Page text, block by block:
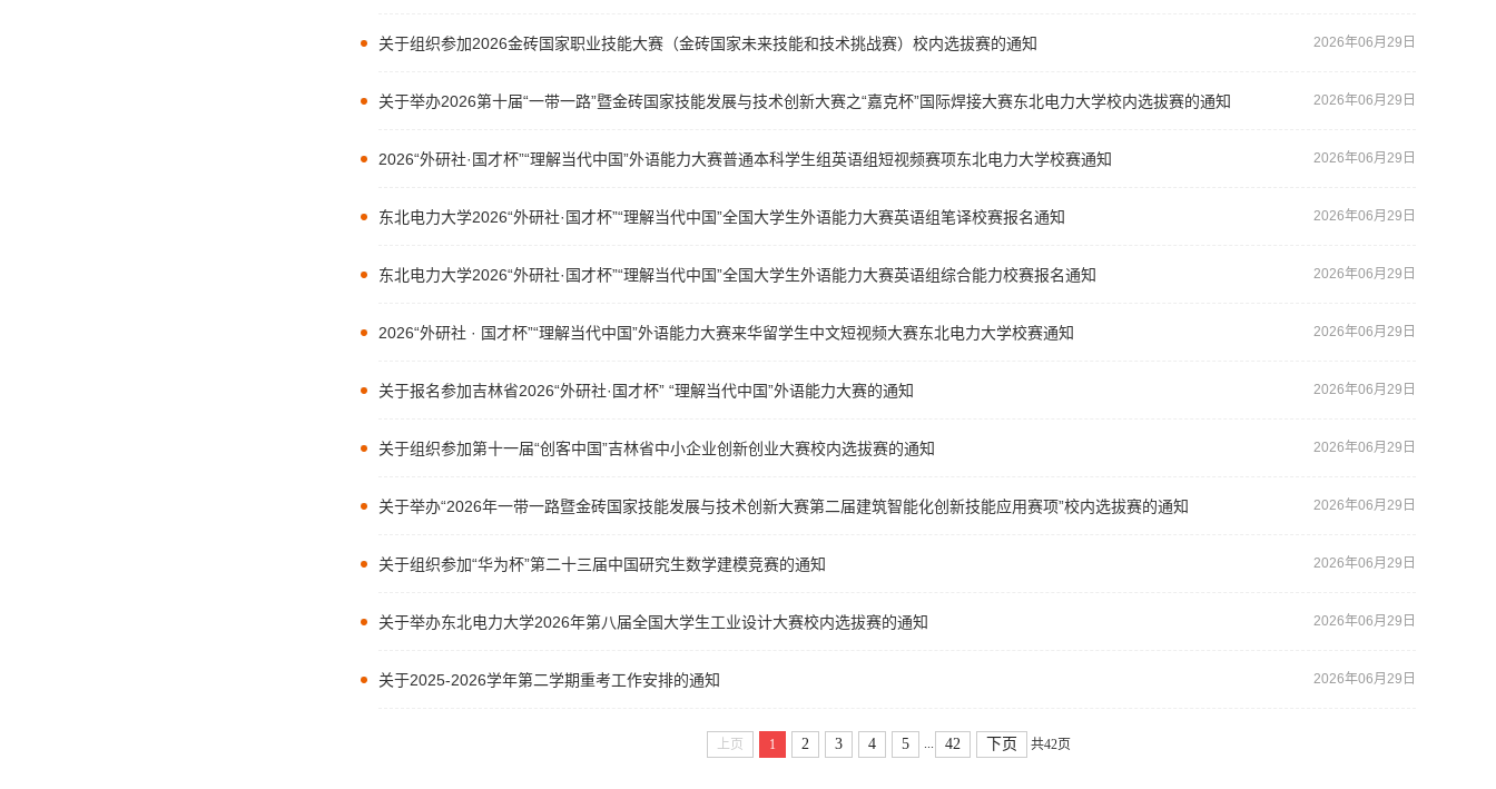
关于组织参加2026金砖国家职业技能大赛（金砖国家未来技能和技术挑战赛）校内选拔赛的通知 2026年06月29日
关于举办2026第十届“一带一路”暨金砖国家技能发展与技术创新大赛之“嘉克杯”国际焊接大赛东北电力大学校内选拔赛的通知 2026年06月29日
2026“外研社·国才杯”“理解当代中国”外语能力大赛普通本科学生组英语组短视频赛项东北电力大学校赛通知 2026年06月29日
东北电力大学2026“外研社·国才杯”“理解当代中国”全国大学生外语能力大赛英语组笔译校赛报名通知 2026年06月29日
东北电力大学2026“外研社·国才杯”“理解当代中国”全国大学生外语能力大赛英语组综合能力校赛报名通知 2026年06月29日
2026“外研社 · 国才杯”“理解当代中国”外语能力大赛来华留学生中文短视频大赛东北电力大学校赛通知 2026年06月29日
关于报名参加吉林省2026“外研社·国才杯” “理解当代中国”外语能力大赛的通知 2026年06月29日
关于组织参加第十一届“创客中国”吉林省中小企业创新创业大赛校内选拔赛的通知 2026年06月29日
关于举办“2026年一带一路暨金砖国家技能发展与技术创新大赛第二届建筑智能化创新技能应用赛项”校内选拔赛的通知 2026年06月29日
关于组织参加“华为杯”第二十三届中国研究生数学建模竞赛的通知 2026年06月29日
关于举办东北电力大学2026年第八届全国大学生工业设计大赛校内选拔赛的通知 2026年06月29日
关于2025-2026学年第二学期重考工作安排的通知 2026年06月29日
上页 1 2 3 4 5 42 下页 共42页